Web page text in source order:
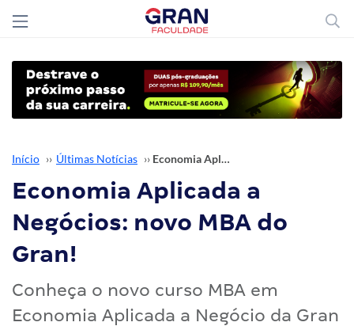
Início ›› Últimas Notícias ›› Economia Aplicada a Negócios: novo MBA do Gran!
Economia Aplicada a
Negócios: novo MBA do
Gran!
Conheça o novo curso MBA em
Economia Aplicada a Negócio da Gran